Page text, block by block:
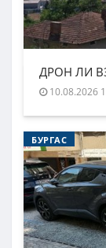
ДРОН ЛИ
10.08.2026
БУРГАС